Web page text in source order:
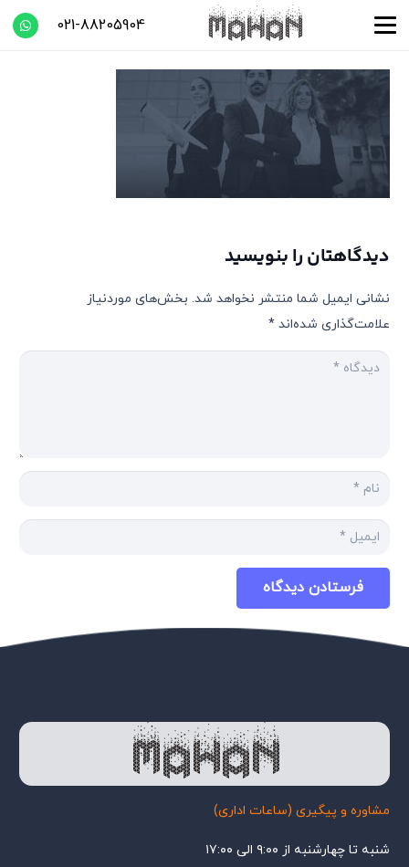
021-88205904
دیدگاهتان را بنویسید
نشانی ایمیل شما منتشر نخواهد شد. بخش‌های موردنیاز
علامت‌گذاری شده‌اند *
فرستادن دیدگاه
مشاوره و پیگیری (ساعات اداری)
شنبه تا چهارشنبه از ۹:۰۰ الی ۱۷:۰۰